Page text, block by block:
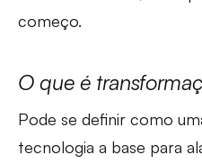
começo.
O que é
Pode se definir como
tecnologia a base para